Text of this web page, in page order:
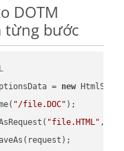
DOTM
từng bước
= new
"/file.DOC" );
"file.HTML"